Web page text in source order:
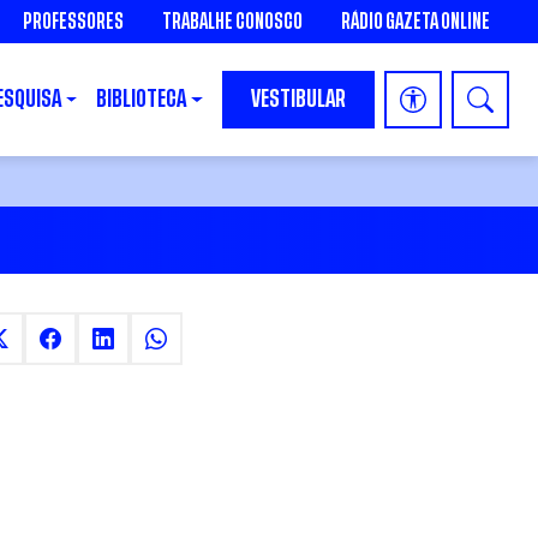
PROFESSORES TRABALHE CONOSCO RÁDIO GAZETA ONLINE
BIBLIOTECA VESTIBULAR